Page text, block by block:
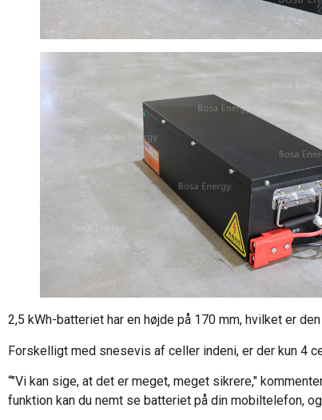
2,5 kWh-batteriet har en højde på 170 mm, hvilket er
Forskelligt med snesevis af celler indeni, er der kun 4
“"Vi kan sige, at det er meget, meget sikrere,"
funktion kan du nemt se batteriet på din mobiltelefon,